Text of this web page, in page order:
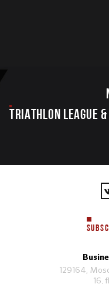
TRIATHLON LEAGUE
129164,
16,